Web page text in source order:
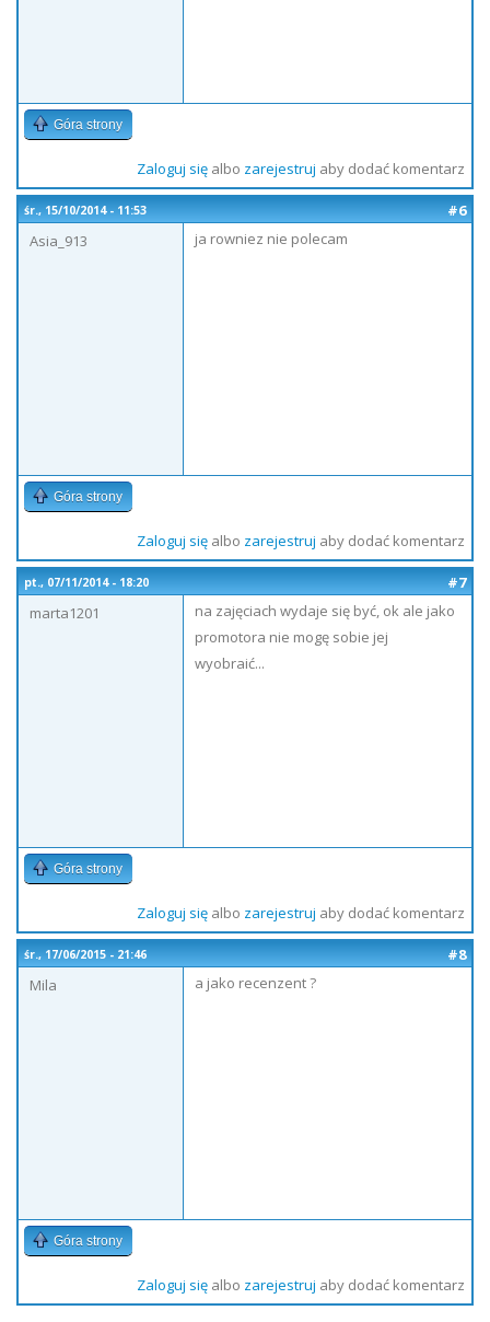
Góra strony
Zaloguj sięalbo zarejestruj aby dodać komentarz
śr., 15/10/2014 - 11:53
#6
Asia_913
ja rowniez nie polecam
Góra strony
Zaloguj sięalbo zarejestruj aby dodać komentarz
pt., 07/11/2014 - 18:20
#7
marta1201
na zajęciach wydaje się być, ok ale jako
promotora nie mogę sobie jej
wyobraić...
Góra strony
Zaloguj sięalbo zarejestruj aby dodać komentarz
śr., 17/06/2015 - 21:46
#8
Mila
a jako recenzent ?
Góra strony
Zaloguj sięalbo zarejestruj aby dodać komentarz